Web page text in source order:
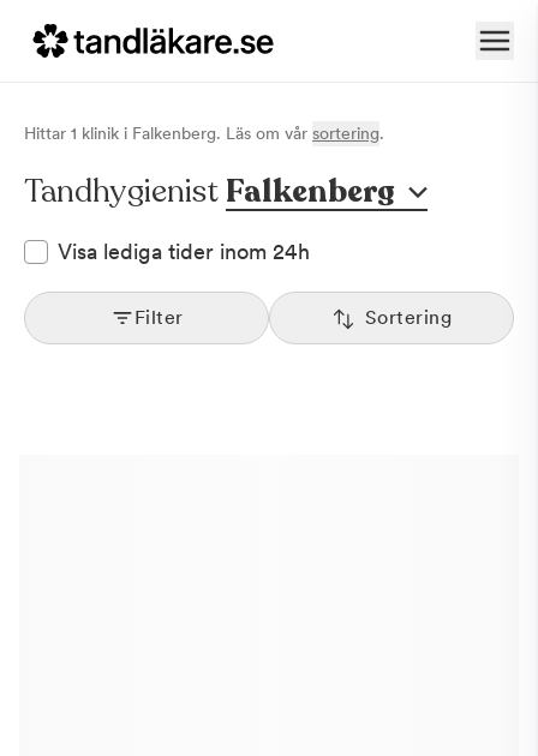
Hittar 1 klinik i Falkenberg. Läs om vår sortering.
Tandhygienist Falkenberg
Visa lediga tider inom 24h
Filter Sortering